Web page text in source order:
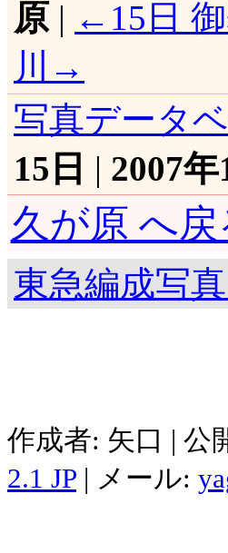
原 | ←15日
川→
写真データ
15日 | 2007年
久が原 へ戻
東急編成写
作成者: 矢口 | 公
2.1 JP | メール: